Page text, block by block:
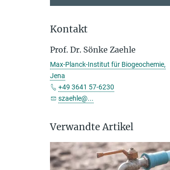
Kontakt
Prof. Dr. Sönke Zaehle
Max-Planck-Institut für Biogeochemie,
Jena
+49 3641 57-6230
szaehle@...
Verwandte Artikel